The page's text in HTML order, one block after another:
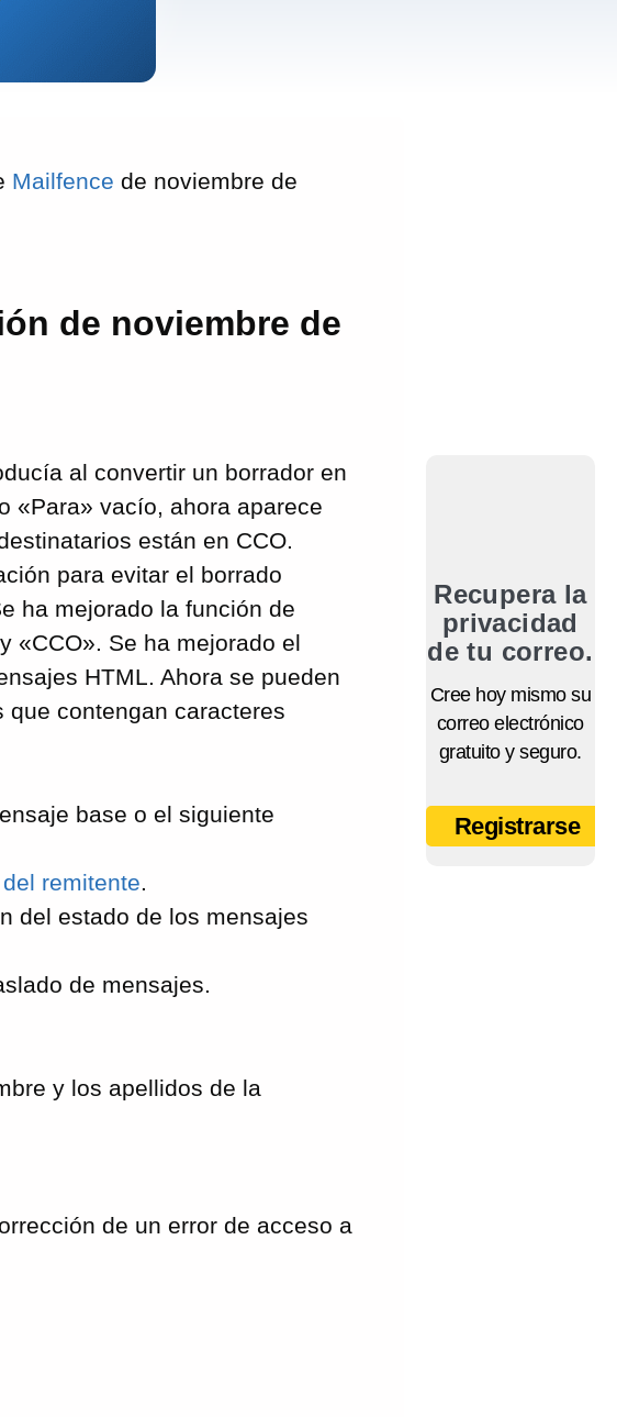
Mailfence de noviembre de
de noviembre de
al convertir un borrador en
«Para» vacío, ahora aparece
están en CCO.
para evitar el borrado
ha mejorado la función de
«CCO». Se ha mejorado el
HTML. Ahora se pueden
contengan caracteres
base o el siguiente
remitente.
del estado de los mensajes
de mensajes.
y los apellidos de la
de un error de acceso a
Recupera la
privacidad
de tu correo.
Cree hoy mismo su
correo electrónico
gratuito y seguro.
Registrarse